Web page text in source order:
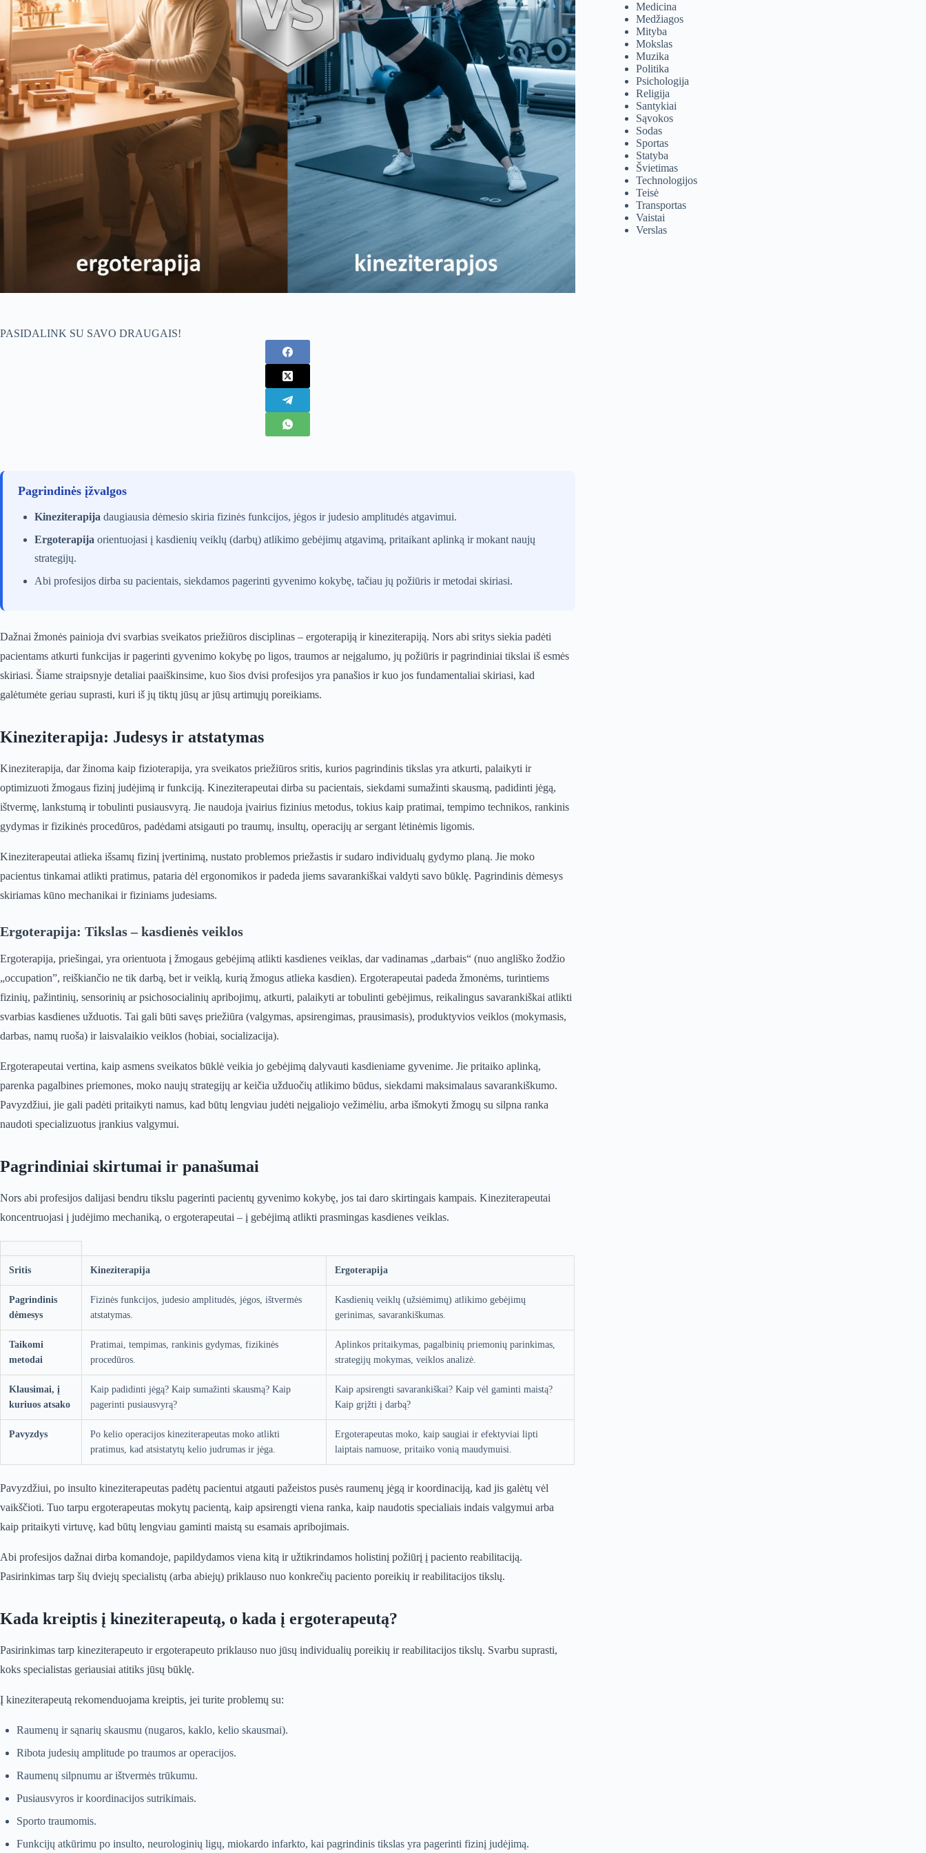
PASIDALINK SU SAVO DRAUGAIS!
Pagrindinės įžvalgos
Kineziterapija daugiausia dėmesio skiria fizinės funkcijos, jėgos ir judesio amplitudės atgavimui.
Ergoterapija orientuojasi į kasdienių veiklų (darbų) atlikimo gebėjimų atgavimą, pritaikant aplinką ir mokant naujų
strategijų.
Abi profesijos dirba su pacientais, siekdamos pagerinti gyvenimo kokybę, tačiau jų požiūris ir metodai skiriasi.
Dažnai žmonės painioja dvi svarbias sveikatos priežiūros disciplinas – ergoterapiją ir kineziterapiją. Nors abi sritys siekia padėti
pacientams atkurti funkcijas ir pagerinti gyvenimo kokybę po ligos, traumos ar neįgalumo, jų požiūris ir pagrindiniai tikslai iš esmės
skiriasi. Šiame straipsnyje detaliai paaiškinsime, kuo šios dvisi profesijos yra panašios ir kuo jos fundamentaliai skiriasi, kad
galėtumėte geriau suprasti, kuri iš jų tiktų jūsų ar jūsų artimųjų poreikiams.
Kineziterapija: Judesys ir atstatymas
Kineziterapija, dar žinoma kaip fizioterapija, yra sveikatos priežiūros sritis, kurios pagrindinis tikslas yra atkurti, palaikyti ir
optimizuoti žmogaus fizinį judėjimą ir funkciją. Kineziterapeutai dirba su pacientais, siekdami sumažinti skausmą, padidinti jėgą,
ištvermę, lankstumą ir tobulinti pusiausvyrą. Jie naudoja įvairius fizinius metodus, tokius kaip pratimai, tempimo technikos, rankinis
gydymas ir fizikinės procedūros, padėdami atsigauti po traumų, insultų, operacijų ar sergant lėtinėmis ligomis.
Kineziterapeutai atlieka išsamų fizinį įvertinimą, nustato problemos priežastis ir sudaro individualų gydymo planą. Jie moko
pacientus tinkamai atlikti pratimus, pataria dėl ergonomikos ir padeda jiems savarankiškai valdyti savo būklę. Pagrindinis dėmesys
skiriamas kūno mechanikai ir fiziniams judesiams.
Ergoterapija: Tikslas – kasdienės veiklos
Ergoterapija, priešingai, yra orientuota į žmogaus gebėjimą atlikti kasdienes veiklas, dar vadinamas „darbais“ (nuo angliško žodžio
„occupation”, reiškiančio ne tik darbą, bet ir veiklą, kurią žmogus atlieka kasdien). Ergoterapeutai padeda žmonėms, turintiems
fizinių, pažintinių, sensorinių ar psichosocialinių apribojimų, atkurti, palaikyti ar tobulinti gebėjimus, reikalingus savarankiškai atlikti
svarbias kasdienes užduotis. Tai gali būti savęs priežiūra (valgymas, apsirengimas, prausimasis), produktyvios veiklos (mokymasis,
darbas, namų ruoša) ir laisvalaikio veiklos (hobiai, socializacija).
Ergoterapeutai vertina, kaip asmens sveikatos būklė veikia jo gebėjimą dalyvauti kasdieniame gyvenime. Jie pritaiko aplinką,
parenka pagalbines priemones, moko naujų strategijų ar keičia užduočių atlikimo būdus, siekdami maksimalaus savarankiškumo.
Pavyzdžiui, jie gali padėti pritaikyti namus, kad būtų lengviau judėti neįgaliojo vežimėliu, arba išmokyti žmogų su silpna ranka
naudoti specializuotus įrankius valgymui.
Pagrindiniai skirtumai ir panašumai
Nors abi profesijos dalijasi bendru tikslu pagerinti pacientų gyvenimo kokybę, jos tai daro skirtingais kampais. Kineziterapeutai
koncentruojasi į judėjimo mechaniką, o ergoterapeutai – į gebėjimą atlikti prasmingas kasdienes veiklas.
Sritis Kineziterapija Ergoterapija
Pagrindinis
dėmesys
Fizinės funkcijos, judesio amplitudės, jėgos, ištvermės
atstatymas.
Kasdienių veiklų (užsiėmimų) atlikimo gebėjimų
gerinimas, savarankiškumas.
Taikomi
metodai
Pratimai, tempimas, rankinis gydymas, fizikinės
procedūros.
Aplinkos pritaikymas, pagalbinių priemonių parinkimas,
strategijų mokymas, veiklos analizė.
Klausimai, į
kuriuos atsako
Kaip padidinti jėgą? Kaip sumažinti skausmą? Kaip
pagerinti pusiausvyrą?
Kaip apsirengti savarankiškai? Kaip vėl gaminti maistą?
Kaip grįžti į darbą?
Pavyzdys
Po kelio operacijos kineziterapeutas moko atlikti
pratimus, kad atsistatytų kelio judrumas ir jėga.
Ergoterapeutas moko, kaip saugiai ir efektyviai lipti
laiptais namuose, pritaiko vonią maudymuisi.
Pavyzdžiui, po insulto kineziterapeutas padėtų pacientui atgauti pažeistos pusės raumenų jėgą ir koordinaciją, kad jis galėtų vėl
vaikščioti. Tuo tarpu ergoterapeutas mokytų pacientą, kaip apsirengti viena ranka, kaip naudotis specialiais indais valgymui arba
kaip pritaikyti virtuvę, kad būtų lengviau gaminti maistą su esamais apribojimais.
Abi profesijos dažnai dirba komandoje, papildydamos viena kitą ir užtikrindamos holistinį požiūrį į paciento reabilitaciją.
Pasirinkimas tarp šių dviejų specialistų (arba abiejų) priklauso nuo konkrečių paciento poreikių ir reabilitacijos tikslų.
Kada kreiptis į kineziterapeutą, o kada į ergoterapeutą?
Pasirinkimas tarp kineziterapeuto ir ergoterapeuto priklauso nuo jūsų individualių poreikių ir reabilitacijos tikslų. Svarbu suprasti,
koks specialistas geriausiai atitiks jūsų būklę.
Į kineziterapeutą rekomenduojama kreiptis, jei turite problemų su:
Raumenų ir sąnarių skausmu (nugaros, kaklo, kelio skausmai).
Ribota judesių amplitude po traumos ar operacijos.
Raumenų silpnumu ar ištvermės trūkumu.
Pusiausvyros ir koordinacijos sutrikimais.
Sporto traumomis.
Funkcijų atkūrimu po insulto, neurologinių ligų, miokardo infarkto, kai pagrindinis tikslas yra pagerinti fizinį judėjimą.
Medicina
Medžiagos
Mityba
Mokslas
Muzika
Politika
Psichologija
Religija
Santykiai
Sąvokos
Sodas
Sportas
Statyba
Švietimas
Technologijos
Teisė
Transportas
Vaistai
Verslas